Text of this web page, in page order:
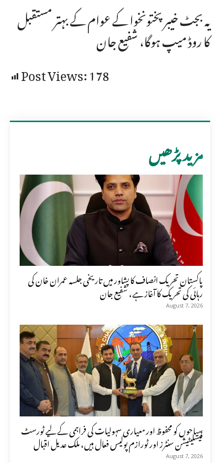
یہ بجٹ خیبرپختونخوا کے عوام کے بہتر مستقبل
کا روڈ میپ ہوگا، شفیع جان
Post Views:178
مزید پڑھیں
پاکستان تحریک انصاف کا پشاور میں تاریخی جلسہ عمران خان کی
رہائی کی تحریک کا آغاز ہے، شفیع جان
August 7, 2026
سیاحوں کو محفوظ اور معیاری سہولیات کی فراہمی کے لیے ٹورسٹ
فیسلیٹیشن سنٹرز اور ٹورازم پولیس فعال ہیں، ملک عدیل اقبال
August 7, 2026